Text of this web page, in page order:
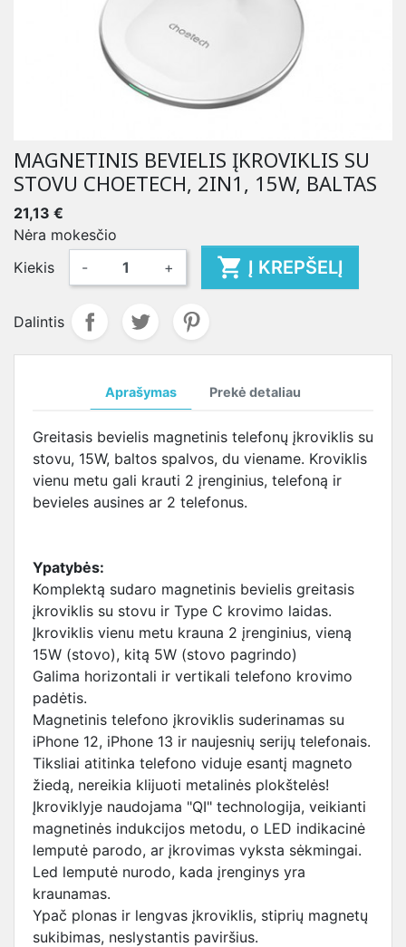
MAGNETINIS BEVIELIS ĮKROVIKLIS SU
STOVU CHOETECH, 2IN1, 15W, BALTAS
21,13 €
Nėra mokesčio
Kiekis
- +  Į KREPŠELĮ
Dalintis
Aprašymas Prekė detaliau
Greitasis bevielis magnetinis telefonų įkroviklis su
stovu, 15W, baltos spalvos, du viename. Kroviklis
vienu metu gali krauti 2 įrenginius, telefoną ir
bevieles ausines ar 2 telefonus.
Ypatybės:
Komplektą sudaro magnetinis bevielis greitasis
įkroviklis su stovu ir Type C krovimo laidas.
Įkroviklis vienu metu krauna 2 įrenginius, vieną
15W (stovo), kitą 5W (stovo pagrindo)
Galima horizontali ir vertikali telefono krovimo
padėtis.
Magnetinis telefono įkroviklis suderinamas su
iPhone 12, iPhone 13 ir naujesnių serijų telefonais.
Tiksliai atitinka telefono viduje esantį magneto
žiedą, nereikia klijuoti metalinės plokštelės!
Įkroviklyje naudojama "QI" technologija, veikianti
magnetinės indukcijos metodu, o LED indikacinė
lemputė parodo, ar įkrovimas vyksta sėkmingai.
Led lemputė nurodo, kada įrenginys yra
kraunamas.
Ypač plonas ir lengvas įkroviklis, stiprių magnetų
sukibimas, neslystantis paviršius.